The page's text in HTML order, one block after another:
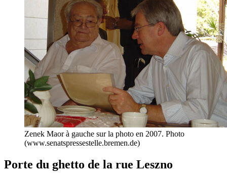
Zenek Maor à gauche sur la photo en 2007. Photo
(www.senatspressestelle.bremen.de)
Porte du ghetto de la rue Leszno